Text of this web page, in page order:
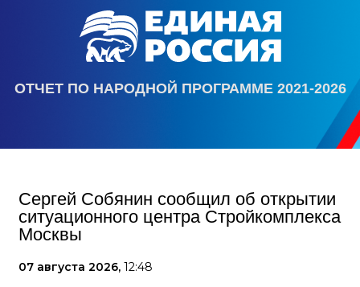
ОТЧЕТ ПО НАРОДНОЙ ПРОГРАММЕ 2021-2026
Сергей Собянин сообщил об открытии
ситуационного центра Стройкомплекса
Москвы
07 августа 2026, 12:48